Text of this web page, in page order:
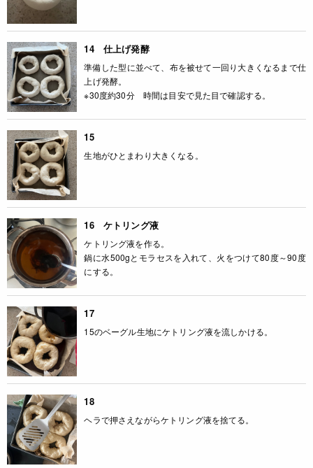
14 仕上げ発酵
準備した型に並べて、布を被せて一回り大きくなるまで仕
上げ発酵。
※30度約30分 時間は目安で見た目で確認する。
15
生地がひとまわり大きくなる。
16 ケトリング液
ケトリング液を作る。
鍋に水500gとモラセスを入れて、火をつけて80度～90度
にする。
17
15のベーグル生地にケトリング液を流しかける。
18
ヘラで押さえながらケトリング液を捨てる。